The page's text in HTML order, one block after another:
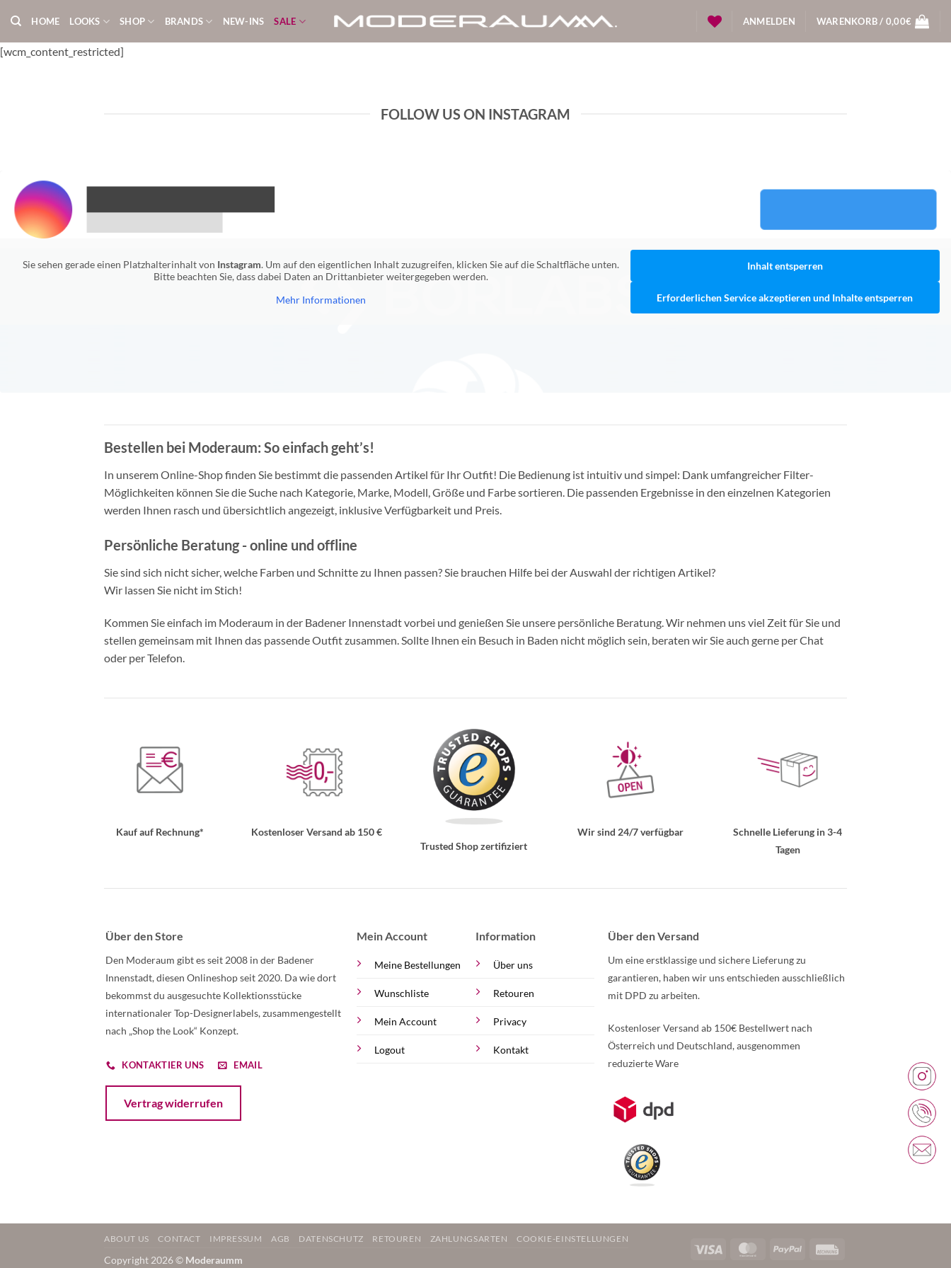
Inhalt
springen
HOME LOOKS SHOP BRANDS NEW-INS SALE ANMELDEN WARENKORB / 0,00€
[wcm_content_restricted]
FOLLOW US ON INSTAGRAM
Sie sehen gerade einen Platzhalterinhalt von Instagram. Um auf den eigentlichen Inhalt zuzugreifen, klicken Sie auf die Schaltfläche unten.
Bitte beachten Sie, dass dabei Daten an Drittanbieter weitergegeben werden.
Mehr Informationen
Inhalt entsperren
Erforderlichen Service akzeptieren und Inhalte entsperren
Bestellen bei Moderaum: So einfach geht’s!
In unserem Online-Shop finden Sie bestimmt die passenden Artikel für Ihr Outfit! Die Bedienung ist intuitiv und simpel: Dank umfangreicher Filter-
Möglichkeiten können Sie die Suche nach Kategorie, Marke, Modell, Größe und Farbe sortieren. Die passenden Ergebnisse in den einzelnen Kategorien
werden Ihnen rasch und übersichtlich angezeigt, inklusive Verfügbarkeit und Preis.
Persönliche Beratung - online und offline
Sie sind sich nicht sicher, welche Farben und Schnitte zu Ihnen passen? Sie brauchen Hilfe bei der Auswahl der richtigen Artikel?
Wir lassen Sie nicht im Stich!
Kommen Sie einfach im Moderaum in der Badener Innenstadt vorbei und genießen Sie unsere persönliche Beratung. Wir nehmen uns viel Zeit für Sie und
stellen gemeinsam mit Ihnen das passende Outfit zusammen. Sollte Ihnen ein Besuch in Baden nicht möglich sein, beraten wir Sie auch gerne per Chat
oder per Telefon.
Kauf auf Rechnung*
Kostenloser Versand ab 150 €
Trusted Shop zertifiziert
Wir sind 24/7 verfügbar
Schnelle Lieferung in 3-4
Tagen
Über den Store
Den Moderaum gibt es seit 2008 in der Badener
Innenstadt, diesen Onlineshop seit 2020. Da wie dort
bekommst du ausgesuchte Kollektionsstücke
internationaler Top-Designerlabels, zusammengestellt
nach „Shop the Look“ Konzept.
KONTAKTIER UNS EMAIL
Vertrag widerrufen
Mein Account
Meine Bestellungen
Wunschliste
Mein Account
Logout
Information
Über uns
Retouren
Privacy
Kontakt
Über den Versand
Um eine erstklassige und sichere Lieferung zu
garantieren, haben wir uns entschieden ausschließlich
mit DPD zu arbeiten.
Kostenloser Versand ab 150€ Bestellwert nach
Österreich und Deutschland, ausgenommen
reduzierte Ware
Weitere Informationen über den gesperrten Inhalt.
Visa MasterCardPayPal
ABOUT US CONTACT IMPRESSUM AGB DATENSCHUTZ RETOUREN ZAHLUNGSARTEN COOKIE-EINSTELLUNGEN
Copyright 2026 © Moderaumm